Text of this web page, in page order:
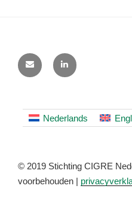
Nederlands
© 2019 Stichting CIGRE
voorbehouden |